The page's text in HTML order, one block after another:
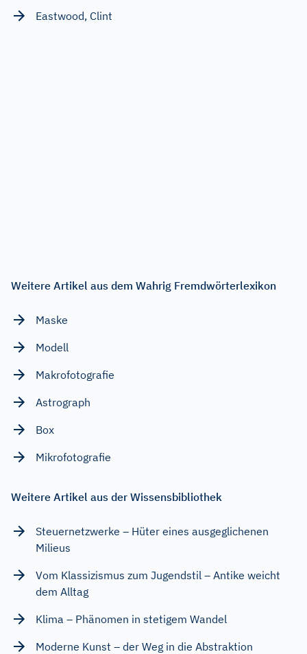
Eastwood, Clint
Weitere Artikel aus dem Wahrig Fremdwörterlexikon
Maske
Modell
Makrofotografie
Astrograph
Box
Mikrofotografie
Weitere Artikel aus der Wissensbibliothek
Steuernetzwerke – Hüter eines ausgeglichenen
Milieus
Vom Klassizismus zum Jugendstil – Antike weicht
dem Alltag
Klima – Phänomen in stetigem Wandel
Moderne Kunst – der Weg in die Abstraktion